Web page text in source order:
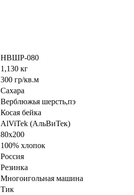
НВШР-080
1,130 кг
300 гр/кв.м
Сахара
Верблюжья шерсть,пэ
Косая бейка
AlViTek (АльВиТек)
80х200
100% хлопок
Россия
Резинка
Многоигольная машина
Тик